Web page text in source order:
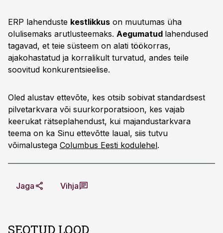
ERP lahenduste kestlikkus on muutumas üha
olulisemaks arutlusteemaks. Aegumatud lahendused
tagavad, et teie süsteem on alati töökorras,
ajakohastatud ja korralikult turvatud, andes teile
soovitud konkurentsieelise.
Oled alustav ettevõte, kes otsib sobivat standardsest
pilvetarkvara või suurkorporatsioon, kes vajab
keerukat rätseplahendust, kui majandustarkvara
teema on ka Sinu ettevõtte laual, siis tutvu
võimalustega Columbus Eesti kodulehel.
Jaga Vihja
SEOTUD LOOD